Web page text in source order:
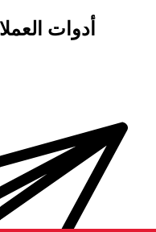
أدوات